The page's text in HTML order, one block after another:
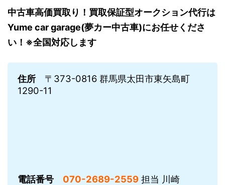
中古車高価買取り！買取保証型オークション代行は
Yume car garage(夢カー中古車)にお任せくださ
い！※全国対応します
住所 〒373-0816 群馬県太田市東矢島町
1290-11
電話番号 070-2689-2559 担当 川崎